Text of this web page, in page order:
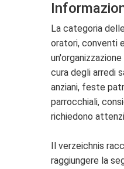
La categoria
oratori, conventi
cura degli arredi
anziani, feste
parrocchiali,
richiedono
Il verzeichnis
raggiungere la